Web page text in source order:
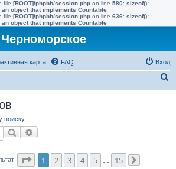
file [ROOT]/phpbb/session.php on line 580: sizeof():
object that implements Countable
file [ROOT]/phpbb/session.php on line 636: sizeof():
object that implements Countable
Черноморское
карта FAQ Вход
поиску
Поиск
Страница1 из
1 2 3 4 5 15